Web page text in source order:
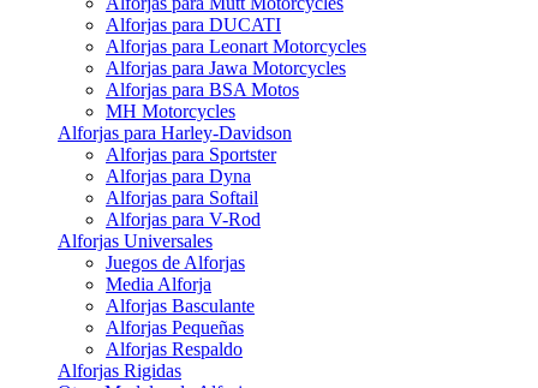
Alforjas para DUCATI
Alforjas para Leonart Motorcycles
Alforjas para Jawa Motorcycles
Alforjas para BSA Motos
MH Motorcycles
Alforjas para Harley-Davidson
Alforjas para Sportster
Alforjas para Dyna
Alforjas para Softail
Alforjas para V-Rod
Alforjas Universales
Juegos de Alforjas
Media Alforja
Alforjas Basculante
Alforjas Pequeñas
Alforjas Respaldo
Alforjas Rigidas